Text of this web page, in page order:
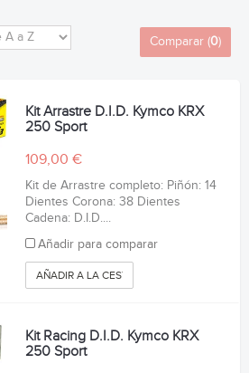
Comparar (0)
Kit Arrastre D.I.D. Kymco KRX
250 Sport
109,00 €
Kit de Arrastre completo: Piñón: 14
Dientes Corona: 38 Dientes
Cadena: D.I.D....
Añadir para comparar
AÑADIR A LA CESTA
Kit Racing D.I.D. Kymco KRX
250 Sport